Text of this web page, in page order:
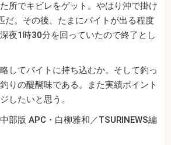
所でキビレをゲット。やはり沖で掛け
だ。その後、たまにバイトが出る程度
夜1時30分を回っていたので終了とし
してバイトに持ち込むか。そして釣っ
りの醍醐味である。また実績ポイント
したいと思う。
部版 APC・白柳雅和／TSURINEWS編